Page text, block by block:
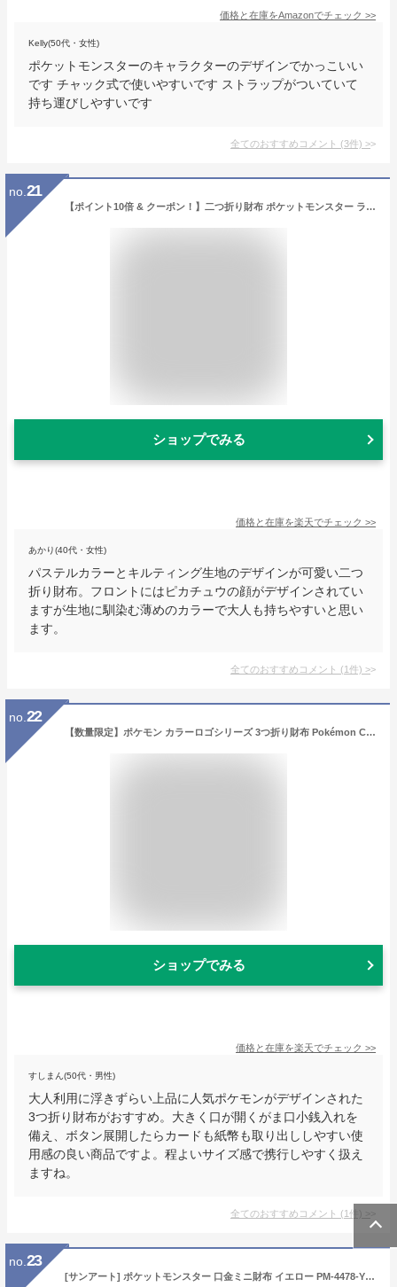
価格と在庫をAmazonでチェック >>
Kelly(50代・女性)
ポケットモンスターのキャラクターのデザインでかっこいい
です チャック式で使いやすいです ストラップがついていて
持ち運びしやすいです
全てのおすすめコメント (3件) >
no. 21
【ポイント10倍 & クーポン！】二つ折り財布 ポケットモンスター ラウンド札入れ ラウンドショートウォレット キルトシリーズ イエロー ポケモン サンアート レディース プレゼント ギフト マシュマロポップ
ショップでみる
価格と在庫を楽天でチェック >>
あかり(40代・女性)
パステルカラーとキルティング生地のデザインが可愛い二つ
折り財布。フロントにはピカチュウの顔がデザインされてい
ますが生地に馴染む薄めのカラーで大人も持ちやすいと思い
ます。
全てのおすすめコメント (1件) >
no. 22
【数量限定】ポケモン カラーロゴシリーズ 3つ折り財布 Pokémon Color logo series ピカチュウ ブラッキー ミミッキュ ワッカネズミ ミニ財布 ウォレット キャラクター グッズ 雑貨 レディース プレゼント ギフト メンズ ポケットモンスター
ショップでみる
価格と在庫を楽天でチェック >>
すしまん(50代・男性)
大人利用に浮きずらい上品に人気ポケモンがデザインされた
3つ折り財布がおすすめ。大きく口が開くがま口小銭入れを
備え、ボタン展開したらカードも紙幣も取り出ししやすい使
用感の良い商品ですよ。程よいサイズ感で携行しやすく扱え
ますね。
全てのおすすめコメント (1件) >
no. 23
[サンアート] ポケットモンスター 口金ミニ財布 イエロー PM-4478-YEL